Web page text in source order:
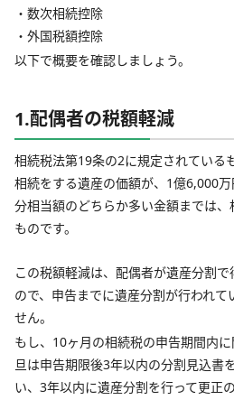
・数次相続控除
・外国税額控除
以下で概要を確認しましょう。
1.配偶者の税額軽減
相続税法第19条の2に規定されている
相続をする遺産の価額が、1億6,000
分相当額のどちらか多い金額までは
ものです。
この税額軽減は、配偶者が遺産分割
ので、申告までに遺産分割が行われ
せん。
もし、10ヶ月の相続税の申告期間内
旦は申告期限後3年以内の分割見込書
い、3年以内に遺産分割を行って更正